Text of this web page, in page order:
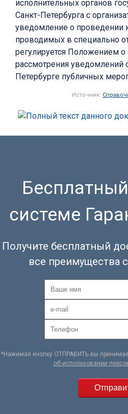
исполнительных органов
Санкт-Петербурга с
уведомление о проведении
проводимых в специально
регулируется Положением о
рассмотрения уведомлений
Петербурге публичных
Источник:
системе
Получите бесплатный
все преимущества
*Нажимая кнопку ОТПРАВИТЬ вы
об использовании